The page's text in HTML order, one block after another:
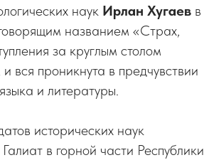
наук Ирлан Хугаев в
названием «Страх,
за круглым столом
вся проникнута в предчувствии
и литературы.
исторических наук
в горной части Республики